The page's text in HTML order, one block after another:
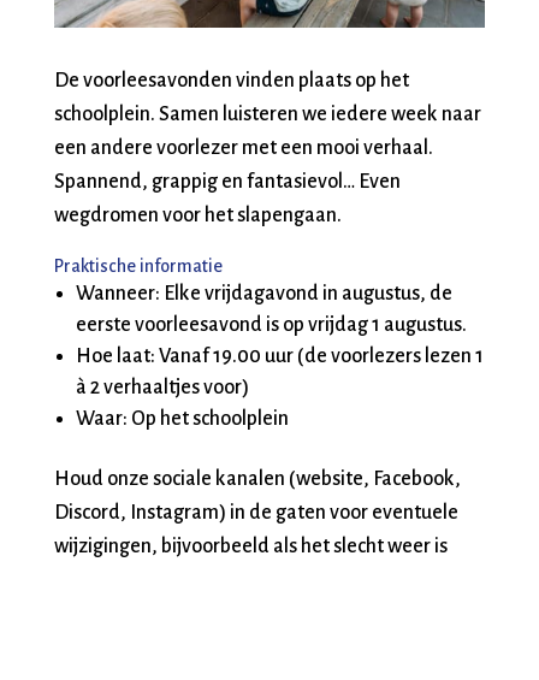
De voorleesavonden vinden plaats op het
schoolplein. Samen luisteren we iedere week naar
een andere voorlezer met een mooi verhaal.
Spannend, grappig en fantasievol… Even
wegdromen voor het slapengaan.
Praktische informatie
Wanneer: Elke vrijdagavond in augustus, de
eerste voorleesavond is op vrijdag 1 augustus.
Hoe laat: Vanaf 19.00 uur (de voorlezers lezen 1
à 2 verhaaltjes voor)
Waar: Op het schoolplein
Houd onze sociale kanalen (website, Facebook,
Discord, Instagram) in de gaten voor eventuele
wijzigingen, bijvoorbeeld als het slecht weer is